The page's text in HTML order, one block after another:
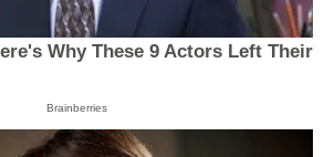
Why These 9 Actors Left Their
Brainberries